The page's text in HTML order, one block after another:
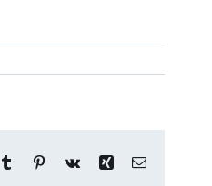
Tumblr Pinterest
Vk Xing Correo